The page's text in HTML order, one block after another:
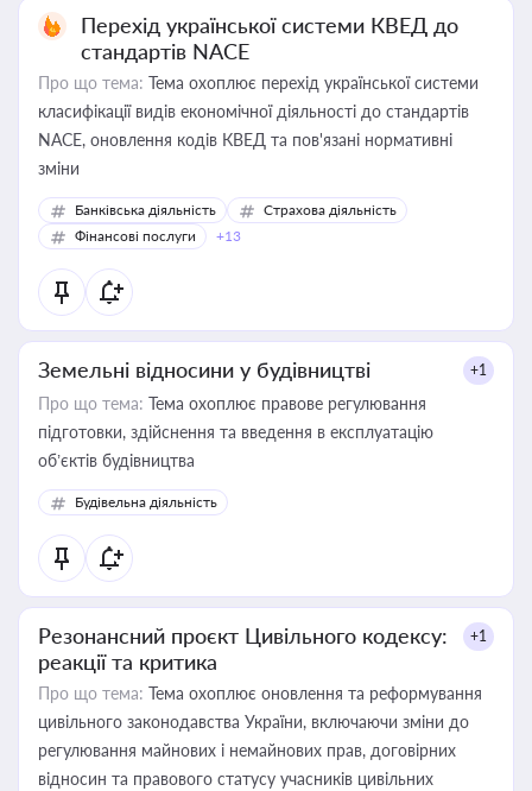
Перехід української системи КВЕД до
стандартів NACE
Про що тема: Тема охоплює перехід української системи
класифікації видів економічної діяльності до стандартів
NACE, оновлення кодів КВЕД та пов'язані нормативні
зміни
Банківська діяльність
Страхова діяльність
Фінансові послуги
+13
Земельні відносини у будівництві +1
Про що тема: Тема охоплює правове регулювання
підготовки, здійснення та введення в експлуатацію
об’єктів будівництва
Будівельна діяльність
Резонансний проєкт Цивільного кодексу:
реакції та критика
+1
Про що тема: Тема охоплює оновлення та реформування
цивільного законодавства України, включаючи зміни до
регулювання майнових і немайнових прав, договірних
відносин та правового статусу учасників цивільних